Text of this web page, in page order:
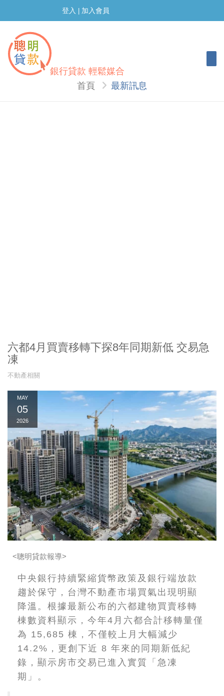
登入 加入會員
銀行貸款 輕鬆媒合
首頁 最新訊息
六都4月買賣移轉下探8年同期新低 交易急
凍
不動產相關
MAY
05
2026
<聰明貸款報導>
中央銀行持續緊縮貨幣政策及銀行端放款
趨於保守，台灣不動產市場買氣出現明顯
降溫。根據最新公布的六都建物買賣移轉
棟數資料顯示，今年4月六都合計移轉量僅
為 15,685 棟，不僅較上月大幅減少
14.2%，更創下近 8 年來的同期新低紀
錄，顯示房市交易已進入實質「急凍
期」。